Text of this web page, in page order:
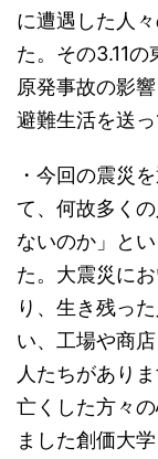
に遭遇した人
た。その3.11の
原発事故の影
避難生活を送っ
・今回の震災
て、何故多く
ないのか」と
た。大震災に
り、生き残っ
い、工場や商
人たちがあり
亡くした方々
ました創価大